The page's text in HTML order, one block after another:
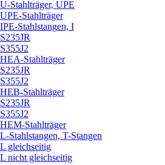
U-Stahlträger, UPE
UPE-Stahlträger
IPE-Stahlstangen, I
S235JR
S355J2
HEA-Stahlträger
S235JR
S355J2
HEB-Stahlträger
S235JR
S355J2
HEM-Stahlträger
L-Stahlstangen, T-Stangen
L gleichseitig
L nicht gleichseitig